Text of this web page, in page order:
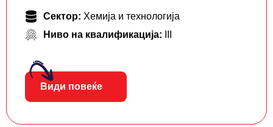
Сектор: Хемија и технологија
Ниво на квалификација:
Види повеќе